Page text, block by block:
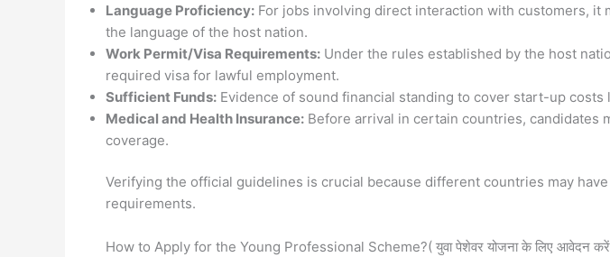
Language Proficiency: For jobs involving direct interaction with customers, it
the language of the host nation.
Work Permit/Visa Requirements: Under the rules established by the host
required visa for lawful employment.
Sufficient Funds: Evidence of sound financial standing to cover start-up costs
Medical and Health Insurance: Before arrival in certain countries, candidates
coverage.
Verifying the official guidelines is crucial because different countries may
requirements.
How to Apply for the Young Professional Scheme?( युवा पेशेवर योजना के लिए आवेदन